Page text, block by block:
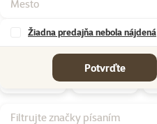
Žiadna predajňa nebola nájdená
Potvrďte
Filtrujte značky písaním